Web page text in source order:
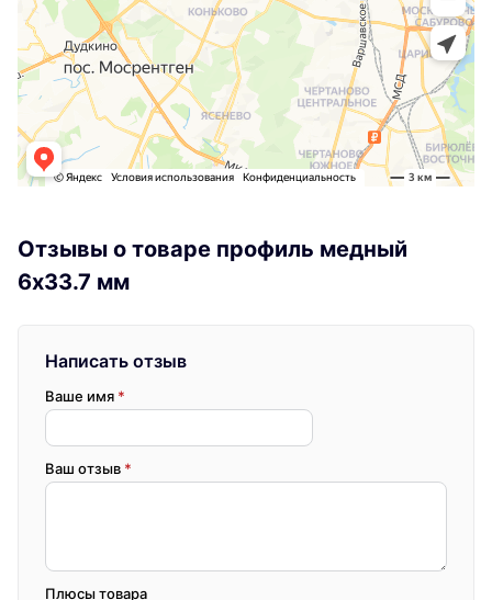
Отзывы о товаре профиль медный
6х33.7 мм
Написать отзыв
Ваше имя *
Ваш отзыв *
Плюсы товара